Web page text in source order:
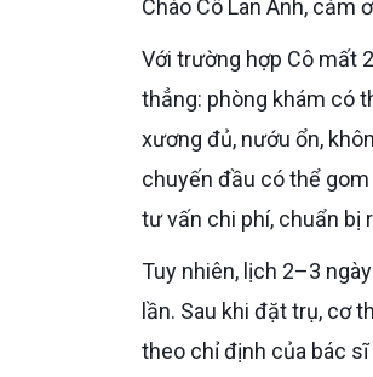
Chào Cô Lan Anh,
Với trường hợp Cô mất 2 răng hàm và mỗi lần vào TP.HCM chỉ sắp xếp được 2–3 ngày, Bác sĩ trả lời
thẳng: phòng khám có
xương đủ, nướu ổn,
chuyến đầu có thể
tư vấn chi phí, chuẩn bị
Tuy nhiên, lịch 2–3 ngày không có nghĩa là hoàn tất toàn bộ Implant từ đầu đến răng sau cùng trong một
lần. Sau khi đặt trụ, cơ
theo chỉ định của bác